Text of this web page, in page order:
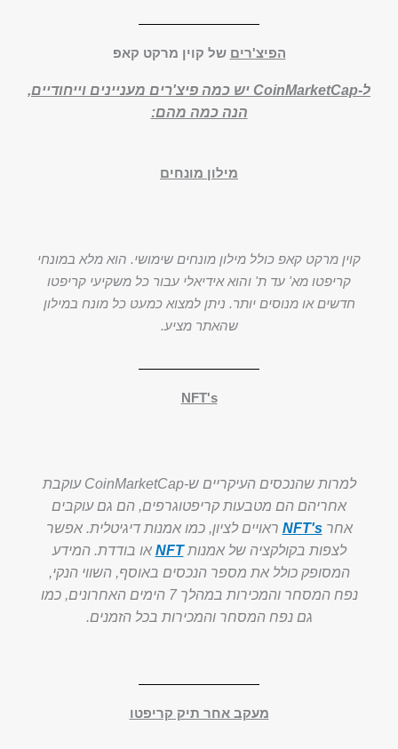
הפיצ'רים של קוין מרקט קאפ
ל-CoinMarketCap יש כמה פיצ'רים מעניינים וייחודיים,
הנה כמה מהם:
מילון מונחים
קוין מרקט קאפ כולל מילון מונחים שימושי. הוא מלא במונחי
קריפטו מא' עד ת' והוא אידיאלי עבור כל משקיעי קריפטו
חדשים או מנוסים יותר. ניתן למצוא כמעט כל מונח במילון
שהאתר מציע.
NFT's
למרות שהנכסים העיקריים ש-CoinMarketCap עוקבת
אחריהם הם מטבעות קריפטוגרפים, הם גם עוקבים
אחרNFT's ראויים לציון, כמו אמנות דיגיטלית. אפשר
לצפות בקולקציה של אמנותNFT או בודדת. המידע
המסופק כולל את מספר הנכסים באוסף, השווי הנקי,
נפח המסחר והמכירות במהלך 7 הימים האחרונים, כמו
גם נפח המסחר והמכירות בכל הזמנים.
מעקב אחר תיק קריפטו